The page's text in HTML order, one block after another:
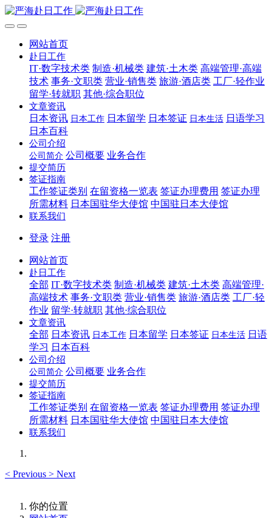
网站首页
赴日工作
IT·数字技术类 制造·机械类 建筑·土木类 高端管理·高端
技术 事务·文职类 营业·销售类 旅游·酒店类 工厂·轻作业
留学·转就职 其他·综合职位
文章资讯
日本资讯 日本工作 日本留学 日本签证 日本生活 日语学习
日本百科
公司介绍
公司简介 公司概要 业务合作
提交简历
签证指南
工作签证类别 在留资格一览表 签证办理费用 签证办理
所需材料 日本国驻华大使馆 中国驻日本大使馆
联系我们
登录 注册
网站首页
赴日工作
全部 IT·数字技术类 制造·机械类 建筑·土木类 高端管理·
高端技术 事务·文职类 营业·销售类 旅游·酒店类 工厂·轻
作业 留学·转就职 其他·综合职位
文章资讯
全部 日本资讯 日本工作 日本留学 日本签证 日本生活 日语
学习 日本百科
公司介绍
公司简介 公司概要 业务合作
提交简历
签证指南
工作签证类别 在留资格一览表 签证办理费用 签证办理
所需材料 日本国驻华大使馆 中国驻日本大使馆
联系我们
< Previous > Next
你的位置